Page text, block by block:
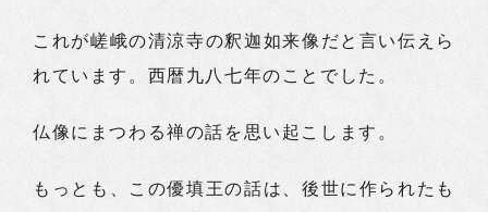
これが嵯峨の清涼寺の釈迦如来像だと言い伝えら
れています。西暦九八七年のことでした。
仏像にまつわる禅の話を思い起こします。
もっとも、この優填王の話は、後世に作られたも